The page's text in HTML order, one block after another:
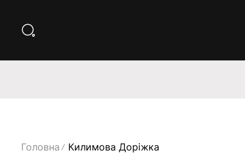
Головна Килимова Доріжка